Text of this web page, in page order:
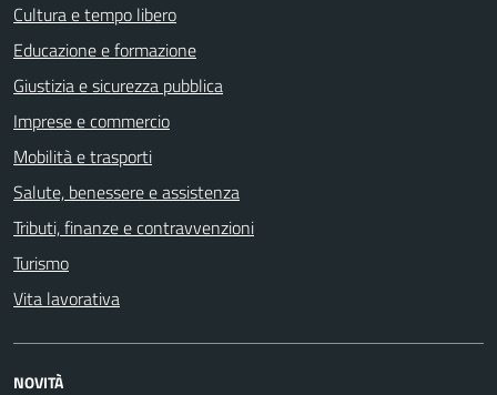
Cultura e tempo libero
Educazione e formazione
Giustizia e sicurezza pubblica
Imprese e commercio
Mobilità e trasporti
Salute, benessere e assistenza
Tributi, finanze e contravvenzioni
Turismo
Vita lavorativa
NOVITÀ